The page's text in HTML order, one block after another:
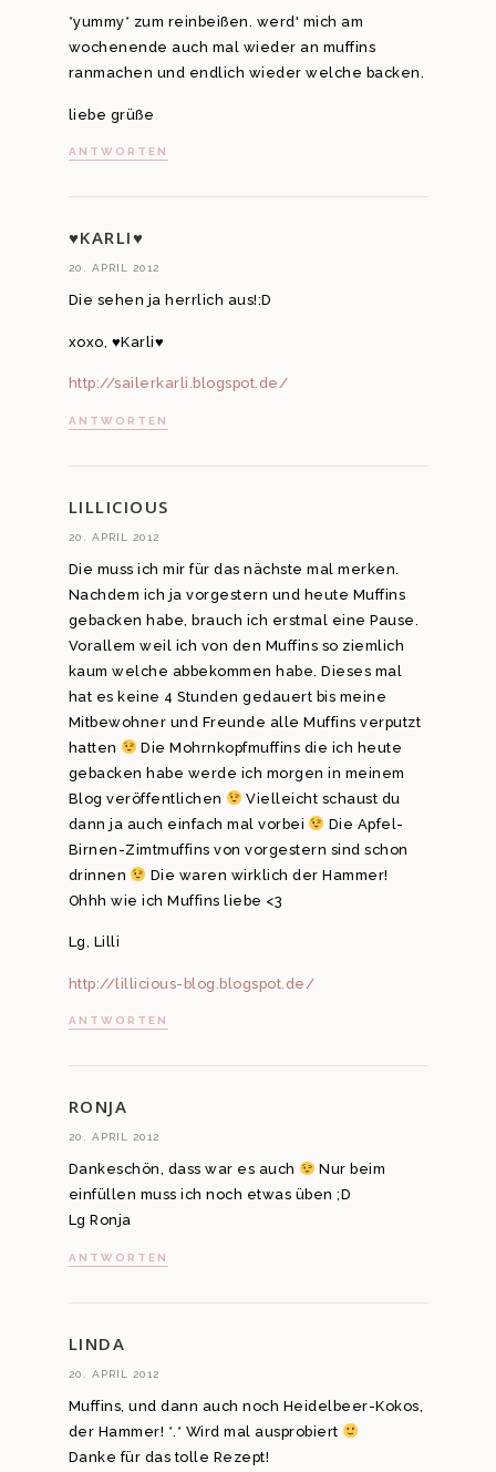
*yummy* zum reinbeißen. werd' mich am
wochenende auch mal wieder an muffins
ranmachen und endlich wieder welche backen.
liebe grüße
ANTWORTEN
♥KARLI♥
20. APRIL 2012
Die sehen ja herrlich aus!:D
xoxo, ♥Karli♥
http://sailerkarli.blogspot.de/
ANTWORTEN
LILLICIOUS
20. APRIL 2012
Die muss ich mir für das nächste mal merken.
Nachdem ich ja vorgestern und heute Muffins
gebacken habe, brauch ich erstmal eine Pause.
Vorallem weil ich von den Muffins so ziemlich
kaum welche abbekommen habe. Dieses mal
hat es keine 4 Stunden gedauert bis meine
Mitbewohner und Freunde alle Muffins verputzt
hatten
Die Mohrnkopfmuffins die ich heute
gebacken habe werde ich morgen in meinem
Blog veröffentlichen
Vielleicht schaust du
dann ja auch einfach mal vorbei
Die Apfel-
Birnen-Zimtmuffins von vorgestern sind schon
drinnen
Die waren wirklich der Hammer!
Ohhh wie ich Muffins liebe <3
Lg, Lilli
http://lillicious-blog.blogspot.de/
ANTWORTEN
RONJA
20. APRIL 2012
Dankeschön, dass war es auch
Nur beim
einfüllen muss ich noch etwas üben ;D
Lg Ronja
ANTWORTEN
LINDA
20. APRIL 2012
Muffins, und dann auch noch Heidelbeer-Kokos,
der Hammer! *.* Wird mal ausprobiert
Danke für das tolle Rezept!